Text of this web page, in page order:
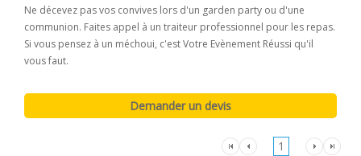
Ne décevez pas vos convives lors d'un garden party ou d'une
communion. Faites appel à un traiteur professionnel pour les repas.
Si vous pensez à un méchoui, c'est Votre Evènement Réussi qu'il
vous faut.
1